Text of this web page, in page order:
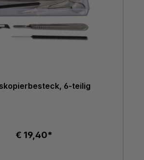
6-teilig
€ 19,40*